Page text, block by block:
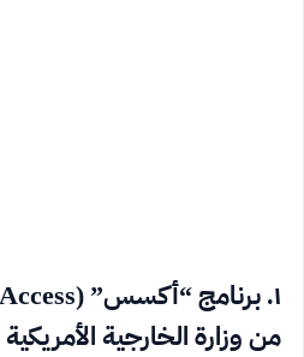
من وزارة الخارجية الأمريكية